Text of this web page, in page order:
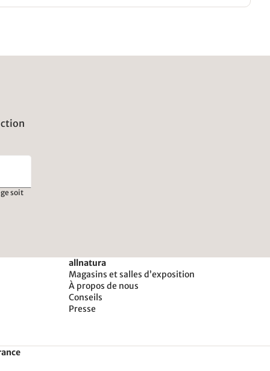
soit
allnatura
Magasins et salles d’exposition
À propos de nous
Conseils
Presse